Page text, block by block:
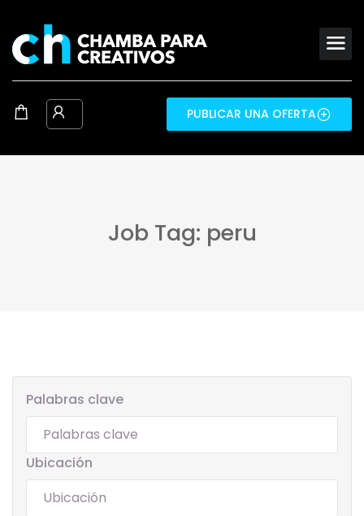
PUBLICAR UNA OFERTA
Job Tag: peru
Palabras clave
Ubicación